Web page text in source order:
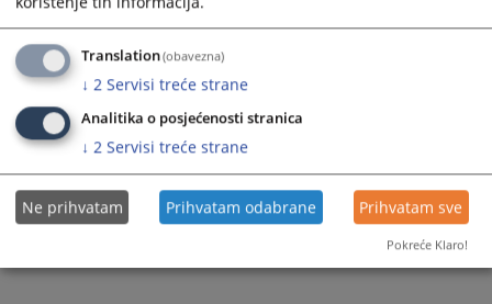
Translation(obavezna)
↓ 2 Servisi treće strane
Analitika o posjećenosti stranica
↓ 2 Servisi treće strane
Ne prihvatam Prihvatam odabrane Prihvatam sve
Pokreće Klaro!